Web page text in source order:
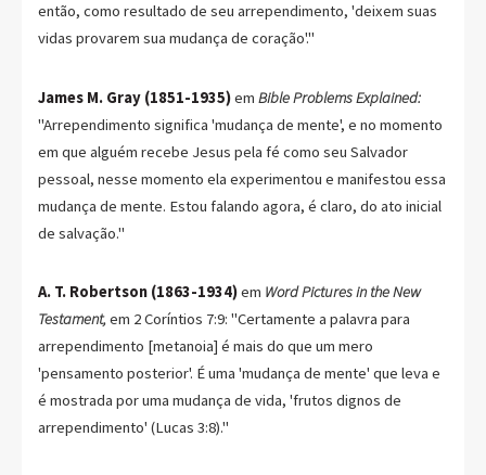
então, como resultado de seu arrependimento, 'deixem suas
vidas provarem sua mudança de coração'."
James M. Gray (1851-1935)em Bible Problems Explained:
"Arrependimento significa 'mudança de mente', e no momento
em que alguém recebe Jesus pela fé como seu Salvador
pessoal, nesse momento ela experimentou e manifestou essa
mudança de mente. Estou falando agora, é claro, do ato inicial
de salvação."
A. T. Robertson (1863-1934)em Word Pictures in the New
Testament,em 2 Coríntios 7:9: "Certamente a palavra para
arrependimento [metanoia] é mais do que um mero
'pensamento posterior'. É uma 'mudança de mente' que leva e
é mostrada por uma mudança de vida, 'frutos dignos de
arrependimento' (Lucas 3:8)."